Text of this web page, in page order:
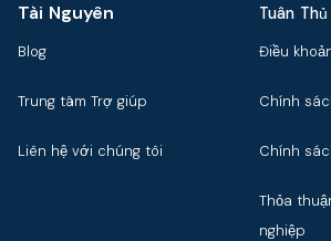
Tài Nguyên
Blog
Trung tâm Trợ giúp
Liên hệ với chúng tôi
Tuân Thủ
Điều
Chính
Chính
Thỏa
nghiệp